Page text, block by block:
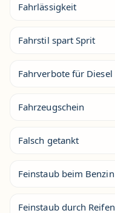
Fahrlässigkeit
Fahrstil spart Sprit
Fahrverbote für Diesel
Fahrzeugschein
Falsch getankt
Feinstaub beim Benzin
Feinstaub durch Reifen